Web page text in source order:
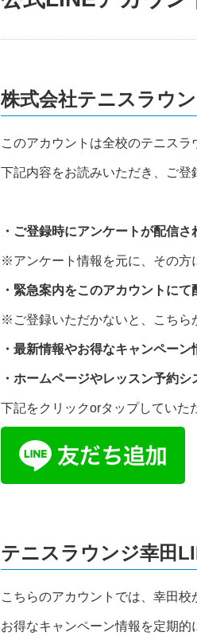
株式会社テニスラウ
このアカウントは全校のテニス
下記内容をお読みいただき、ご登
・ご登録時にアンケートが配信
※アンケート情報を元に、その方
・緊急案内をこのアカウントに
※ご登録いただかないと、こちら
・最新情報やお得なキャンペー
・ホームページやレッスン予約
下記をクリックorタップしていた
テニスラウンジ幸田
こちらのアカウントでは、幸田校
お得なキャンペーン情報を定期